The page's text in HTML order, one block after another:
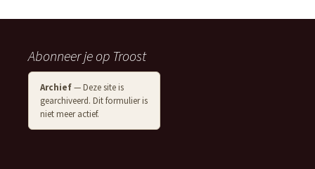
Abonneer je op Troost
Archief— Deze site is
gearchiveerd. Dit formulier is
niet meer actief.